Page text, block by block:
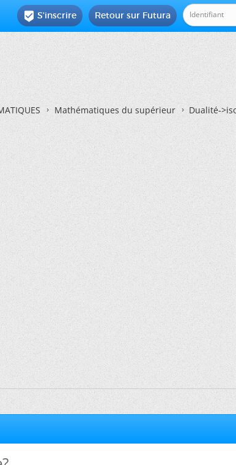
Retour sur Futura
 S'inscrire
Mathématiques du supérieur Dualité-